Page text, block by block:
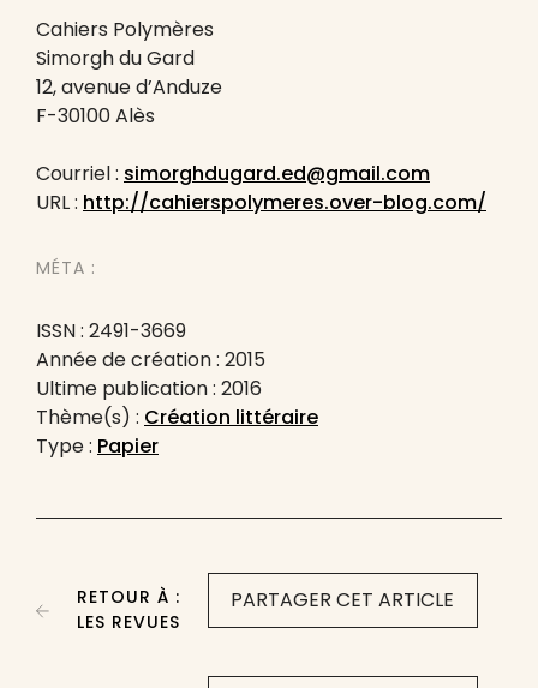
Cahiers Polymères
Simorgh du Gard
12, avenue d’Anduze
F-30100 Alès
Courriel : simorghdugard.ed@gmail.com
URL : http://cahierspolymeres.over-blog.com/
MÉTA :
ISSN : 2491-3669
Année de création : 2015
Ultime publication : 2016
Thème(s) : Création littéraire
Type : Papier
PARTAGER CET ARTICLE
RETOUR À :
LES REVUES